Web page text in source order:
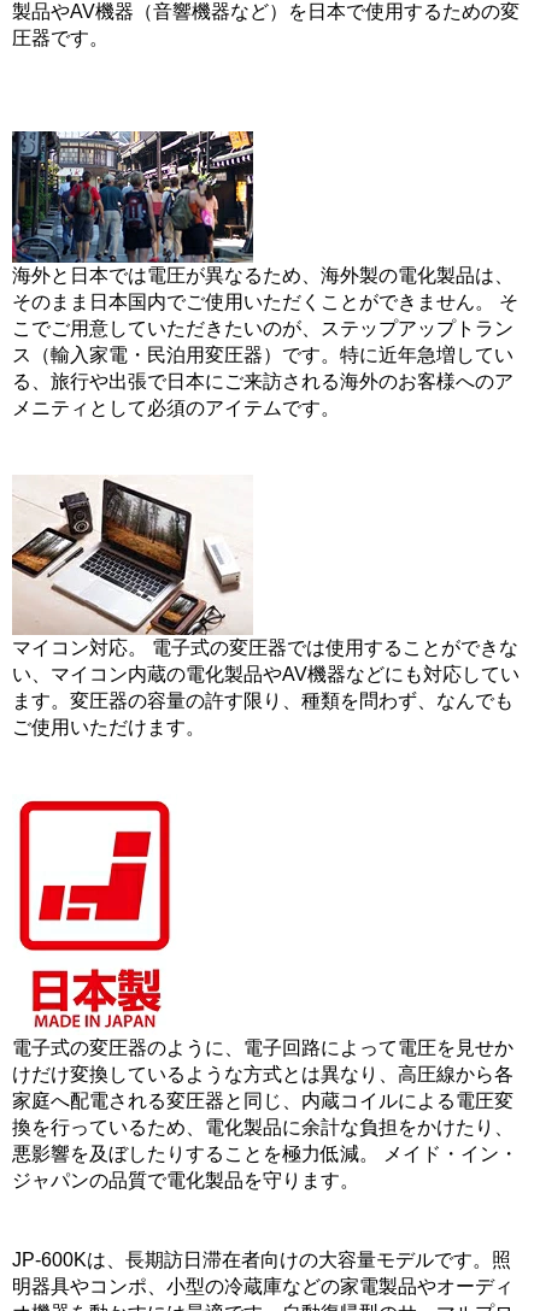
製品やAV機器（音響機器など）を日本で使用するための変
圧器です。
海外と日本では電圧が異なるため、海外製の電化製品は、
そのまま日本国内でご使用いただくことができません。 そ
こでご用意していただきたいのが、ステップアップトラン
ス（輸入家電・民泊用変圧器）です。特に近年急増してい
る、旅行や出張で日本にご来訪される海外のお客様へのア
メニティとして必須のアイテムです。
マイコン対応。 電子式の変圧器では使用することができな
い、マイコン内蔵の電化製品やAV機器などにも対応してい
ます。変圧器の容量の許す限り、種類を問わず、なんでも
ご使用いただけます。
電子式の変圧器のように、電子回路によって電圧を見せか
けだけ変換しているような方式とは異なり、高圧線から各
家庭へ配電される変圧器と同じ、内蔵コイルによる電圧変
換を行っているため、電化製品に余計な負担をかけたり、
悪影響を及ぼしたりすることを極力低減。 メイド・イン・
ジャパンの品質で電化製品を守ります。
JP-600Kは、長期訪日滞在者向けの大容量モデルです。照
明器具やコンポ、小型の冷蔵庫などの家電製品やオーディ